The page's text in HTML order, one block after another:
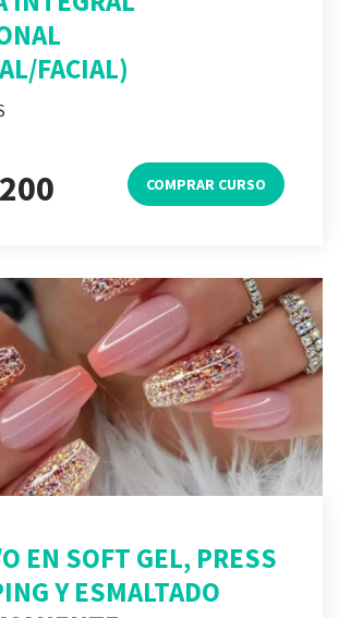
FACIAL)
COMPRAR CURSO
EN SOFT GEL, PRESS
Y ESMALTADO